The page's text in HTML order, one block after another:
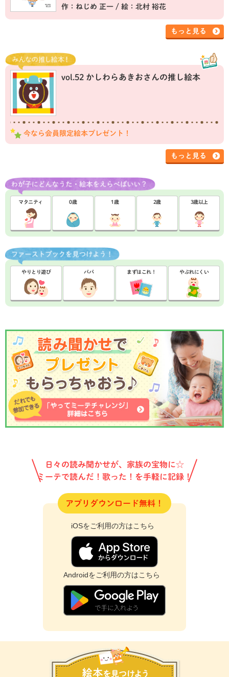
作：ねじめ 正一 / 絵：北村 裕花
もっと見る
vol.52 かしわらあきおさんの推し絵本
今なら会員限定絵本プレゼント！
もっと見る
マタニティ 0歳 1歳 2歳 3歳以上
やりとり遊び パパ まずはこれ！ やぶれにくい
日々の読み聞かせが、家族の宝物に☆
ミーテで読んだ！歌った！を手軽に記録！
アプリダウンロード無料！
iOSをご利用の方はこちら
Androidをご利用の方はこちら